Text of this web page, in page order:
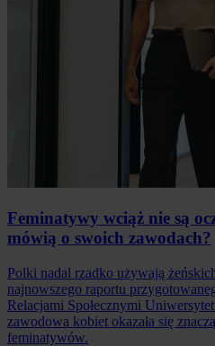
Feminatywy wciąż nie są
mówią o swoich zawodach?
Polki nadal rzadko używają
najnowszego raportu
Relacjami Społecznymi
zawodowa kobiet okazała się
feminatywów.